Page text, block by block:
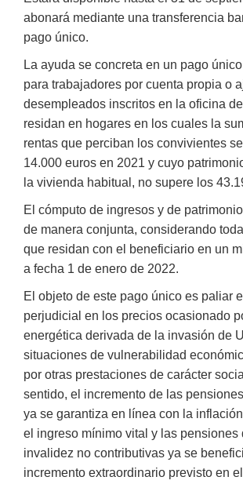
abonará mediante una transferencia
pago único.
La ayuda se concreta en un pago
para trabajadores por cuenta propia o
desempleados inscritos en la oficina
residan en hogares en los cuales la
rentas que perciban los convivientes
14.000 euros en 2021 y cuyo
la vivienda habitual, no supere los
El cómputo de ingresos y de
de manera conjunta, considerando
que residan con el beneficiario en un
a fecha 1 de enero de 2022.
El objeto de este pago único es paliar
perjudicial en los precios ocasionado
energética derivada de la invasión de
situaciones de vulnerabilidad
por otras prestaciones de carácter
sentido, el incremento de las
ya se garantiza en línea con la
el ingreso mínimo vital y las pensiones
invalidez no contributivas ya se
incremento extraordinario previsto en